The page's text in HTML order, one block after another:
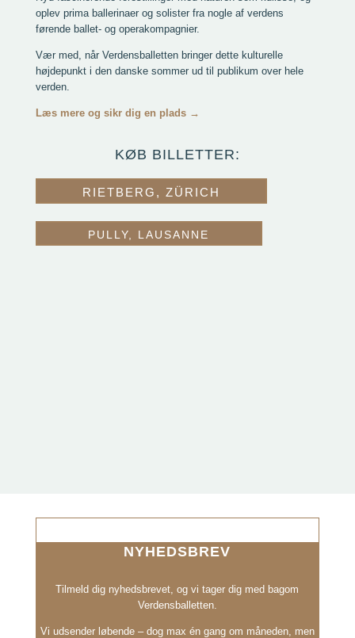
oplev prima ballerinaer og solister fra nogle af verdens
førende ballet- og operakompagnier.
Vær med, når Verdensballetten bringer dette kulturelle
højdepunkt i den danske sommer ud til publikum over hele
verden.
Læs mere og sikr dig en plads →
KØB BILLETTER:
RIETBERG, ZÜRICH
PULLY, LAUSANNE
NYHEDSBREV
Tilmeld dig nyhedsbrevet, og vi tager dig med bagom
Verdensballetten.
Vi udsender løbende – dog max én gang om måneden, men